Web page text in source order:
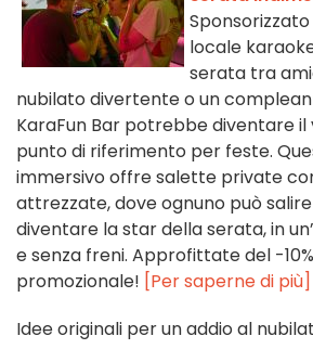
locale
serata tra
nubilato divertente o un
KaraFun Bar potrebbe diventare il
punto di riferimento per feste.
immersivo offre salette private
attrezzate, dove ognuno può
diventare la star della serata, in
e senza freni. Approfittate del -
promozionale! [Per saperne di più]
Idee originali per un addio al